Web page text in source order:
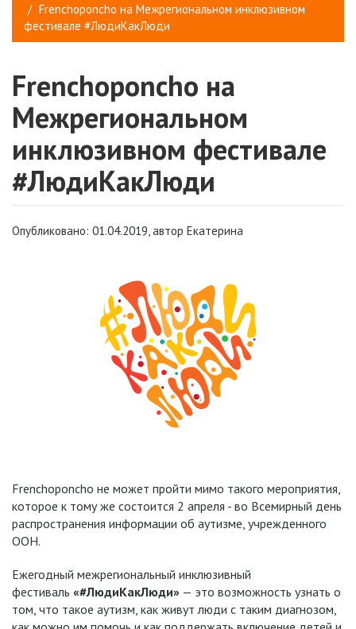
Frenchoponcho на Межрегиональном инклюзивном
фестивале #ЛюдиКакЛюди
Frenchoponcho на
Межрегиональном
инклюзивном фестивале
#ЛюдиКакЛюди
Опубликовано: 01.04.2019, автор Екатерина
Frenchoponcho не может пройти мимо такого мероприятия,
которое к тому же состоится 2 апреля - во Всемирный день
распространения информации об аутизме, учрежденного
ООН.
Ежегодный межрегиональный инклюзивный
фестиваль «#ЛюдиКакЛюди» — это возможность узнать о
том, что такое аутизм, как живут люди с таким диагнозом,